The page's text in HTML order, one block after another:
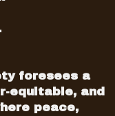
foresees a
equitable, and
peace,